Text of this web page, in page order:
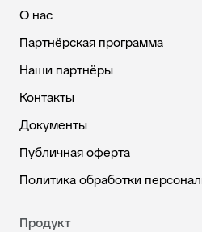
О нас
Партнёрская программа
Наши партнёры
Контакты
Документы
Публичная оферта
Политика обработки
Продукт